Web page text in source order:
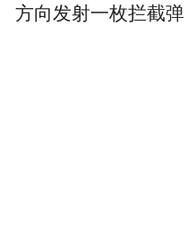
方向发射一枚拦截弹